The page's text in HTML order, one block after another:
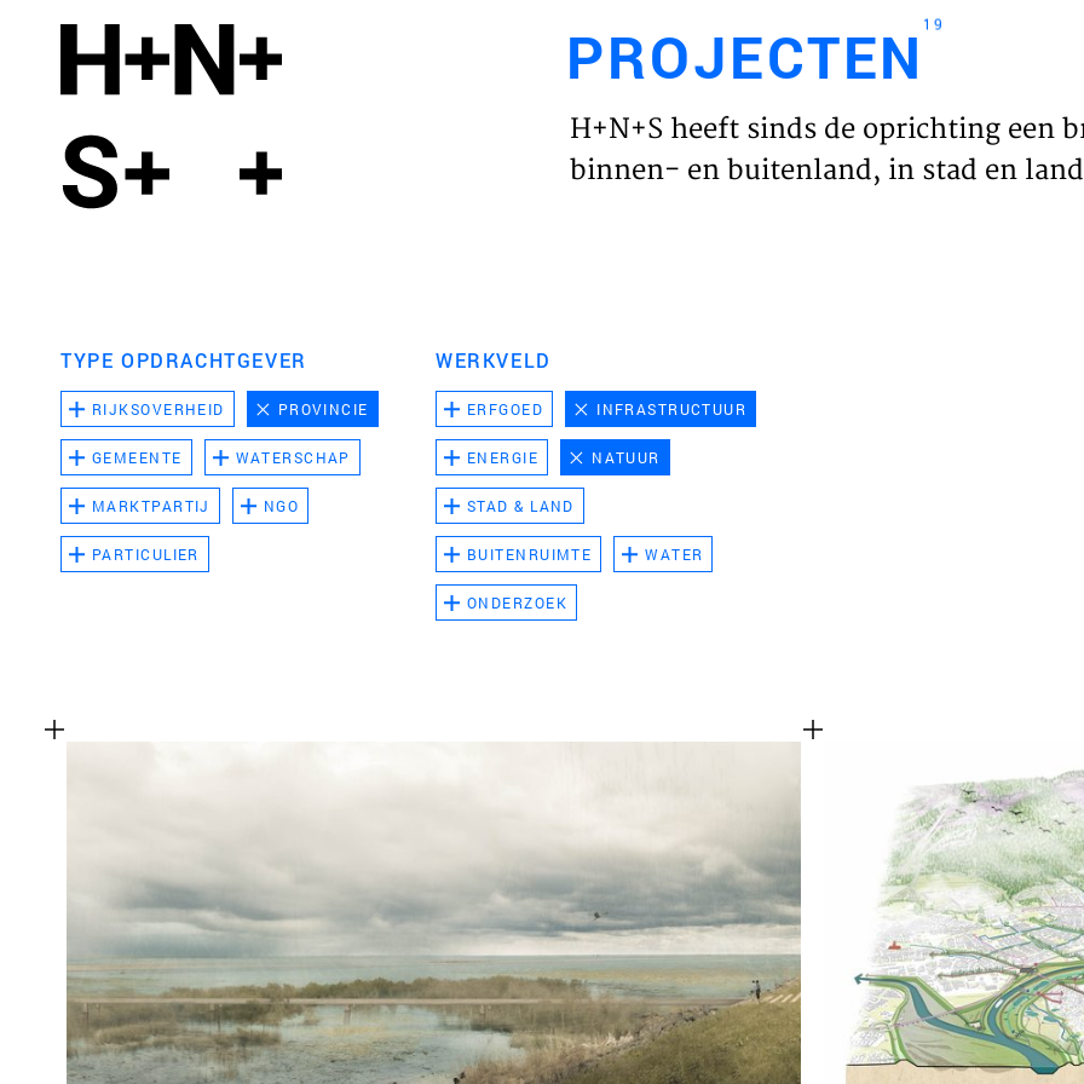
HOME
PROJECTEN 19
H+N+S heeft sinds de oprichting een
binnen- en buitenland, in stad en
TYPE OPDRACHTGEVER
RIJKSOVERHEID PROVINCIE
GEMEENTE WATERSCHAP
MARKTPARTIJ NGO
PARTICULIER
WERKVELD
ERFGOED INFRASTRUCTUUR
ENERGIE NATUUR
STAD & LAND
BUITENRUIMTE WATER
ONDERZOEK